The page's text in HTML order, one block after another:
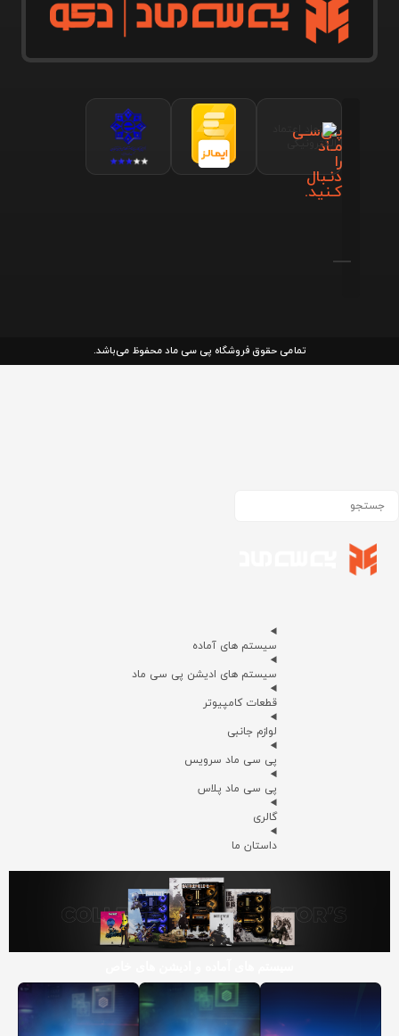
پـی‌سـی
مـاد
را
دنـبال
کـنید.
تمامی حقوق فروشگاه پی سی ماد محفوظ می‌باشد.
سیستم های آماده
سیستم های ادیشن پی سی ماد
قطعات کامپیوتر
لوازم جانبی
پی سی ماد سرویس
پی سی ماد پلاس
گالری
داستان ما